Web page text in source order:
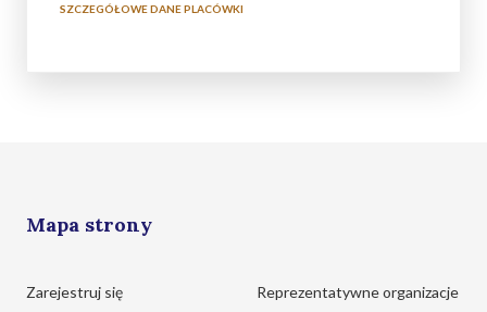
SZCZEGÓŁOWE DANE PLACÓWKI
Mapa strony
Zarejestruj się
Reprezentatywne organizacje